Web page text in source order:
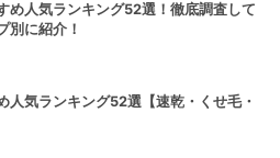
め人気ランキング52選！徹底調査して
別に紹介！
人気ランキング52選【速乾・くせ毛・